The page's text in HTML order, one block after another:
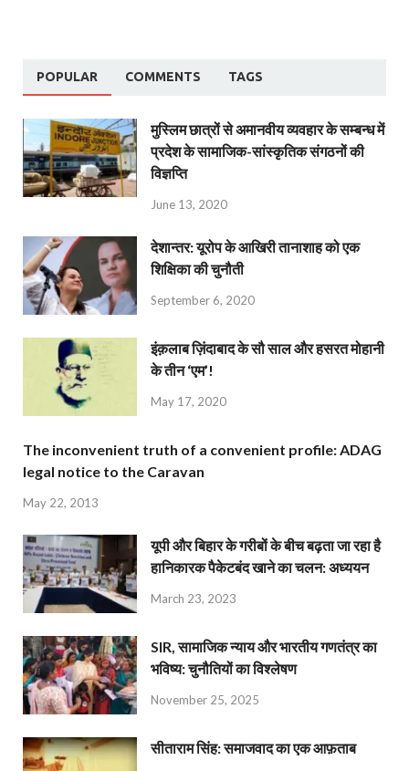
POPULAR COMMENTS TAGS
मुस्लिम छात्रों से अमानवीय व्यवहार के सम्बन्ध में
प्रदेश के सामाजिक-सांस्कृतिक संगठनों की
विज्ञप्ति
June 13, 2020
देशान्‍तर: यूरोप के आखिरी तानाशाह को एक
शिक्षिका की चुनौती
September 6, 2020
इंक़लाब ज़िंदाबाद के सौ साल और हसरत मोहानी
के तीन ‘एम’!
May 17, 2020
The inconvenient truth of a convenient profile: ADAG
legal notice to the Caravan
May 22, 2013
यूपी और बिहार के गरीबों के बीच बढ़ता जा रहा है
हानिकारक पैकेटबंद खाने का चलन: अध्ययन
March 23, 2023
SIR, सामाजिक न्याय और भारतीय गणतंत्र का
भविष्य: चुनौतियों का विश्लेषण
November 25, 2025
सीताराम सिंह: समाजवाद का एक आफ़ताब